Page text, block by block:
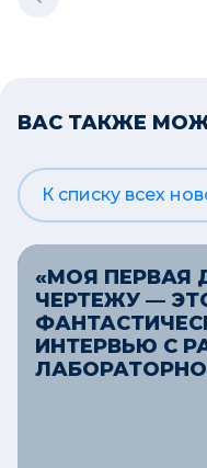
ВАС ТАКЖЕ
К списку всех
«МОЯ ПЕРВАЯ
ЧЕРТЕЖУ —
ИНТЕРВЬЮ С